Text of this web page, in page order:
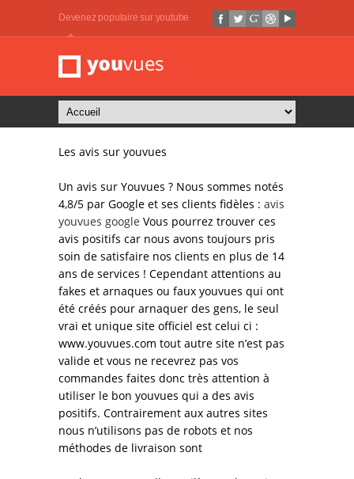
Devenez populaire sur youtube
avis sur youvues ?
Les avis sur youvues
Un avis sur Youvues ? Nous sommes notés
4,8/5 par Google et ses clients fidèles : avis
youvues google Vous pourrez trouver ces
avis positifs car nous avons toujours pris
soin de satisfaire nos clients en plus de 14
ans de services ! Cependant attentions au
fakes et arnaques ou faux youvues qui ont
été créés pour arnaquer des gens, le seul
vrai et unique site officiel est celui ci :
www.youvues.com tout autre site n’est pas
valide et vous ne recevrez pas vos
commandes faites donc très attention à
utiliser le bon youvues qui a des avis
positifs. Contrairement aux autres sites
nous n’utilisons pas de robots et nos
méthodes de livraison sont